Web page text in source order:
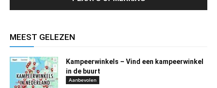
MEEST GELEZEN
Kampeerwinkels – Vind een kampeerwinkel
in de buurt
Aanbevolen